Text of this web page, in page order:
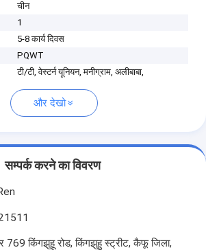
चीन
1
5-8 कार्य दिवस
PQWT
टी/टी, वेस्टर्न यूनियन, मनीग्राम, अलीबाबा,
और देखो
सम्पर्क करने का विवरण
769 किंगझुहू रोड, किंगझुहु स्ट्रीट, कैफू जिला,